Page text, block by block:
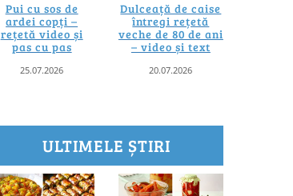
Pui cu sos de
ardei copți –
rețetă video și
pas cu pas
25.07.2026
Dulceață de caise
întregi rețetă
veche de 80 de ani
– video și text
20.07.2026
ULTIMELE ȘTIRI